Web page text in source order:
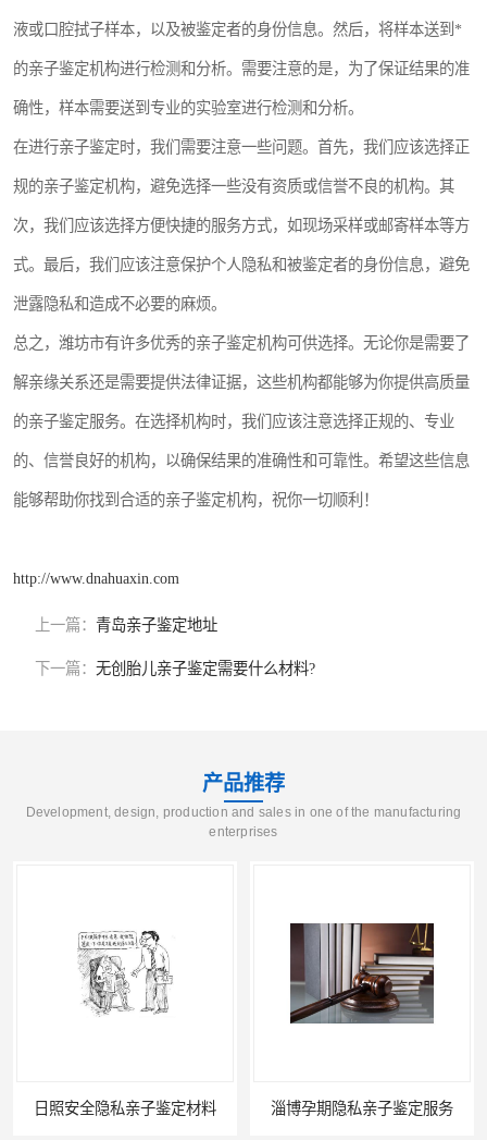
液或口腔拭子样本，以及被鉴定者的身份信息。然后，将样本送到*
的亲子鉴定机构进行检测和分析。需要注意的是，为了保证结果的准
确性，样本需要送到专业的实验室进行检测和分析。
在进行亲子鉴定时，我们需要注意一些问题。首先，我们应该选择正
规的亲子鉴定机构，避免选择一些没有资质或信誉不良的机构。其
次，我们应该选择方便快捷的服务方式，如现场采样或邮寄样本等方
式。最后，我们应该注意保护个人隐私和被鉴定者的身份信息，避免
泄露隐私和造成不必要的麻烦。
总之，潍坊市有许多优秀的亲子鉴定机构可供选择。无论你是需要了
解亲缘关系还是需要提供法律证据，这些机构都能够为你提供高质量
的亲子鉴定服务。在选择机构时，我们应该注意选择正规的、专业
的、信誉良好的机构，以确保结果的准确性和可靠性。希望这些信息
能够帮助你找到合适的亲子鉴定机构，祝你一切顺利！
http://www.dnahuaxin.com
上一篇： 青岛亲子鉴定地址
下一篇： 无创胎儿亲子鉴定需要什么材料?
产品推荐
Development, design, production and sales in one of the manufacturing
enterprises
日照安全隐私亲子鉴定材料 淄博孕期隐私亲子鉴定服务